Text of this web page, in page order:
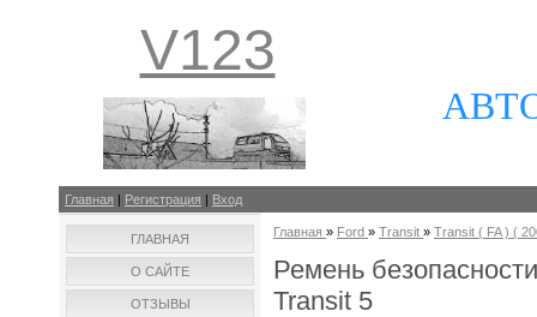
V123
Главная | Регистрация | Вход
ГЛАВНАЯ
О САЙТЕ
ОТЗЫВЫ
Главная » Ford » Transit » Transit ( FA ) (
Ремень
Transit 5